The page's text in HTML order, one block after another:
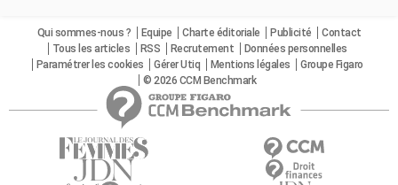
Qui sommes-nous ? Equipe Charte éditoriale Publicité
Contact
Tous les articles
RSS Recrutement
Données personnelles
Paramétrer les cookies
Gérer Utiq Mentions légales
Groupe Figaro
© 2026 CCM Benchmark